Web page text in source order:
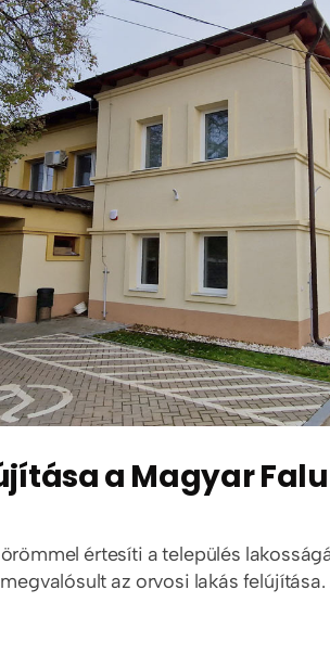
a Magyar
értesíti a település
az orvosi lakás felújítása.